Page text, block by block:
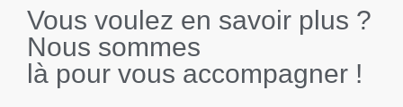
Vous voulez en savoir plus ?
Nous sommes
là pour vous accompagner !